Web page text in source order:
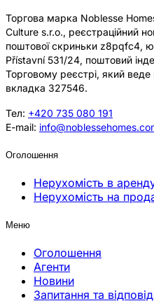
Торгова марка Noblesse
Culture s.r.o., реєстраційний
поштової скриньки z8pqfc4,
Přístavní 531/24, поштовий
Торговому реєстрі, який
вкладка 327546.
Тел: +420 735 080 191
E-mail:
Оголошення
Нерухомість в
Нерухомість на
Меню
Оголошення
Агенти
Новини
Запитання та